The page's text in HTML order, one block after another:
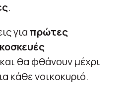
.
για πρώτες
θα φθάνουν μέχρι
κάθε νοικοκυριό.